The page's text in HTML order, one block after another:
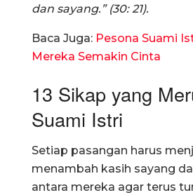
dan sayang.” (30: 21).
Baca Juga: Pesona Suami
Mereka Semakin Cinta
13 Sikap yang
Suami Istri
Setiap pasangan harus
menambah kasih sayang
antara mereka agar terus